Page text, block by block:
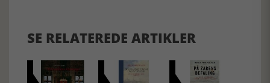
SE RELATEREDE ARTIKLER